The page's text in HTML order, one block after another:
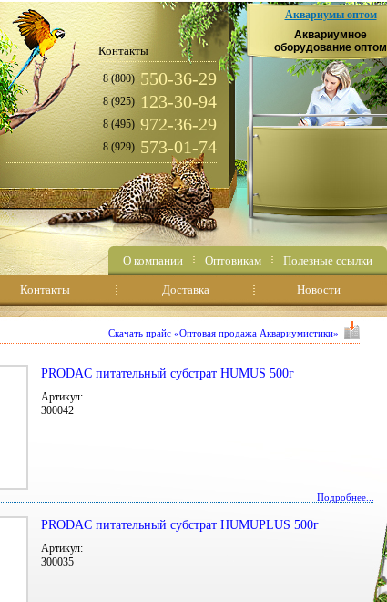
Контакты
8 (800) 550-36-29
8 (925) 123-30-94
8 (495) 972-36-29
8 (929) 573-01-74
Аквариумы оптом
Аквариумное
оборудование оптом
О компании Оптовикам Полезные ссылки
Контакты Доставка Новости
Скачать прайс «Оптовая продажа Аквариумистики»
PRODAC питательный субстрат HUMUS 500г
Артикул:
300042
Подробнее...
PRODAC питательный субстрат HUMUPLUS 500г
Артикул:
300035